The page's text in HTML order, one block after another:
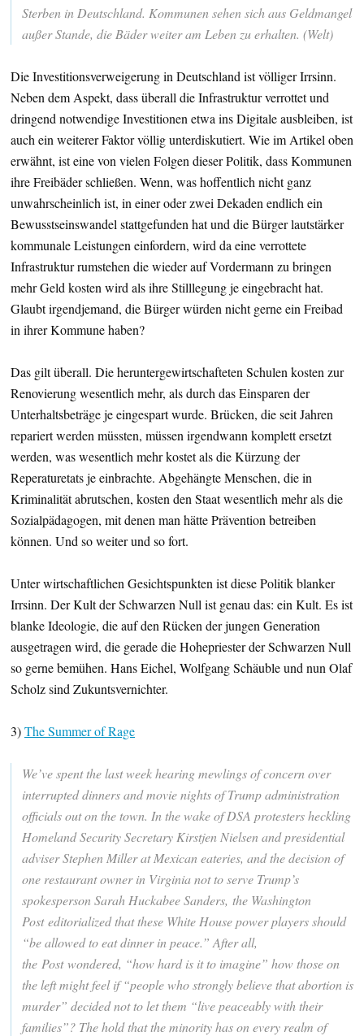
Sterben in Deutschland. Kommunen sehen sich aus Geldmangel
außer Stande, die Bäder weiter am Leben zu erhalten. (Welt)
Die Investitionsverweigerung in Deutschland ist völliger Irrsinn.
Neben dem Aspekt, dass überall die Infrastruktur verrottet und
dringend notwendige Investitionen etwa ins Digitale ausbleiben, ist
auch ein weiterer Faktor völlig unterdiskutiert. Wie im Artikel oben
erwähnt, ist eine von vielen Folgen dieser Politik, dass Kommunen
ihre Freibäder schließen. Wenn, was hoffentlich nicht ganz
unwahrscheinlich ist, in einer oder zwei Dekaden endlich ein
Bewusstseinswandel stattgefunden hat und die Bürger lautstärker
kommunale Leistungen einfordern, wird da eine verrottete
Infrastruktur rumstehen die wieder auf Vordermann zu bringen
mehr Geld kosten wird als ihre Stilllegung je eingebracht hat.
Glaubt irgendjemand, die Bürger würden nicht gerne ein Freibad
in ihrer Kommune haben?
Das gilt überall. Die heruntergewirtschafteten Schulen kosten zur
Renovierung wesentlich mehr, als durch das Einsparen der
Unterhaltsbeträge je eingespart wurde. Brücken, die seit Jahren
repariert werden müssten, müssen irgendwann komplett ersetzt
werden, was wesentlich mehr kostet als die Kürzung der
Reperaturetats je einbrachte. Abgehängte Menschen, die in
Kriminalität abrutschen, kosten den Staat wesentlich mehr als die
Sozialpädagogen, mit denen man hätte Prävention betreiben
können. Und so weiter und so fort.
Unter wirtschaftlichen Gesichtspunkten ist diese Politik blanker
Irrsinn. Der Kult der Schwarzen Null ist genau das: ein Kult. Es ist
blanke Ideologie, die auf den Rücken der jungen Generation
ausgetragen wird, die gerade die Hohepriester der Schwarzen Null
so gerne bemühen. Hans Eichel, Wolfgang Schäuble und nun Olaf
Scholz sind Zukuntsvernichter.
3)The Summer of Rage
We’ve spent the last week hearing mewlings of concern over
interrupted dinners and movie nights of Trump administration
officials out on the town. In the wake of DSA protesters heckling
Homeland Security Secretary Kirstjen Nielsen and presidential
adviser Stephen Miller at Mexican eateries, and the decision of
one restaurant owner in Virginia not to serve Trump’s
spokesperson Sarah Huckabee Sanders, the Washington
Post editorialized that these White House power players should
“be allowed to eat dinner in peace.” After all,
the Post wondered, “how hard is it to imagine” how those on
the left might feel if “people who strongly believe that abortion is
murder” decided not to let them “live peaceably with their
families”? The hold that the minority has on every realm of